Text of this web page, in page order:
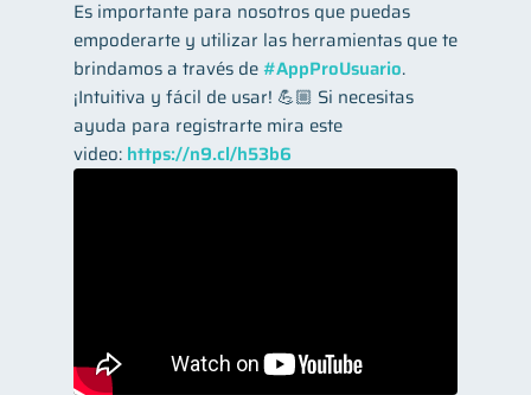
Es importante para nosotros que puedas
empoderarte y utilizar las herramientas que te
brindamos a través de#AppProUsuario.
¡Intuitiva y fácil de usar! 💪🏼 Si necesitas
ayuda para registrarte mira este
video: https://n9.cl/h53b6